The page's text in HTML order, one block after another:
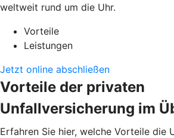
weltweit rund um die Uhr.
Vorteile
Leistungen
Jetzt online abschließen
Vorteile der privaten
Unfallversicherung im
Erfahren Sie hier, welche Vorteile die